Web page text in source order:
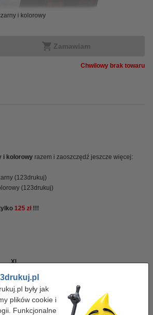
były jak
plików cookie i
Funkcjonalne
i kolorowy
Zamawiam
Chwilowy brak towaru
i kolorowy razem i zaoszczędź jeszcze więcej:
(123drukuj)
(123drukuj)
125 zł !!!
XL
czarny i kolorowy